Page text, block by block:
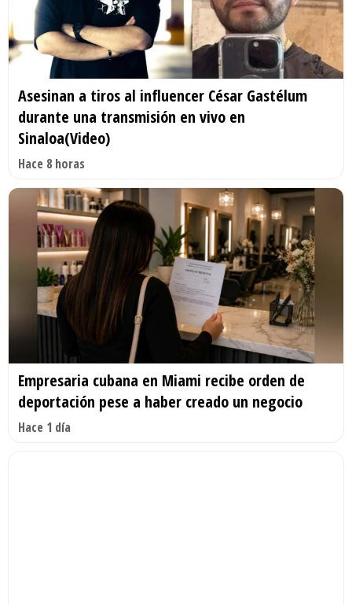
Asesinan a tiros al influencer César Gastélum
durante una transmisión en vivo en
Sinaloa(Video)
Hace 8 horas
Empresaria cubana en Miami recibe orden de
deportación pese a haber creado un negocio
Hace 1 día